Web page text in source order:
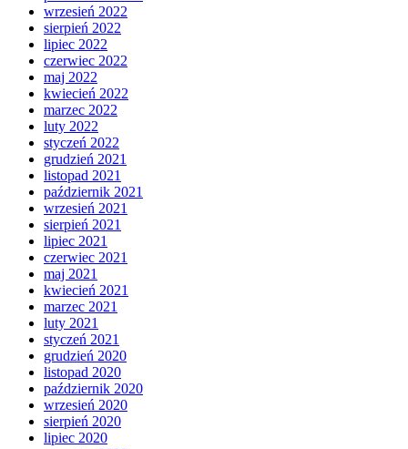
wrzesień 2022
sierpień 2022
lipiec 2022
czerwiec 2022
maj 2022
kwiecień 2022
marzec 2022
luty 2022
styczeń 2022
grudzień 2021
listopad 2021
październik 2021
wrzesień 2021
sierpień 2021
lipiec 2021
czerwiec 2021
maj 2021
kwiecień 2021
marzec 2021
luty 2021
styczeń 2021
grudzień 2020
listopad 2020
październik 2020
wrzesień 2020
sierpień 2020
lipiec 2020